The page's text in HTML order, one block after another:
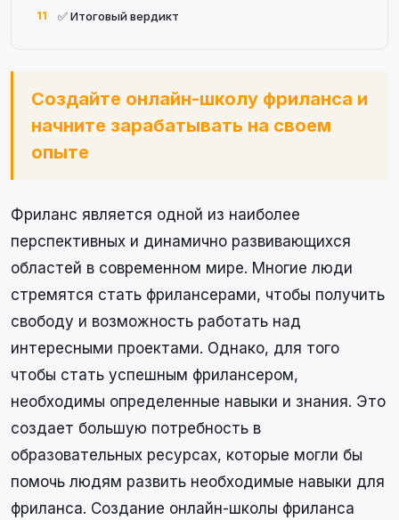
11 ✅ Итоговый вердикт
Создайте онлайн-школу фриланса и
начните зарабатывать на своем
опыте
Фриланс является одной из наиболее
перспективных и динамично развивающихся
областей в современном мире. Многие люди
стремятся стать фрилансерами, чтобы получить
свободу и возможность работать над
интересными проектами. Однако, для того
чтобы стать успешным фрилансером,
необходимы определенные навыки и знания. Это
создает большую потребность в
образовательных ресурсах, которые могли бы
помочь людям развить необходимые навыки для
фриланса. Создание онлайн-школы фриланса